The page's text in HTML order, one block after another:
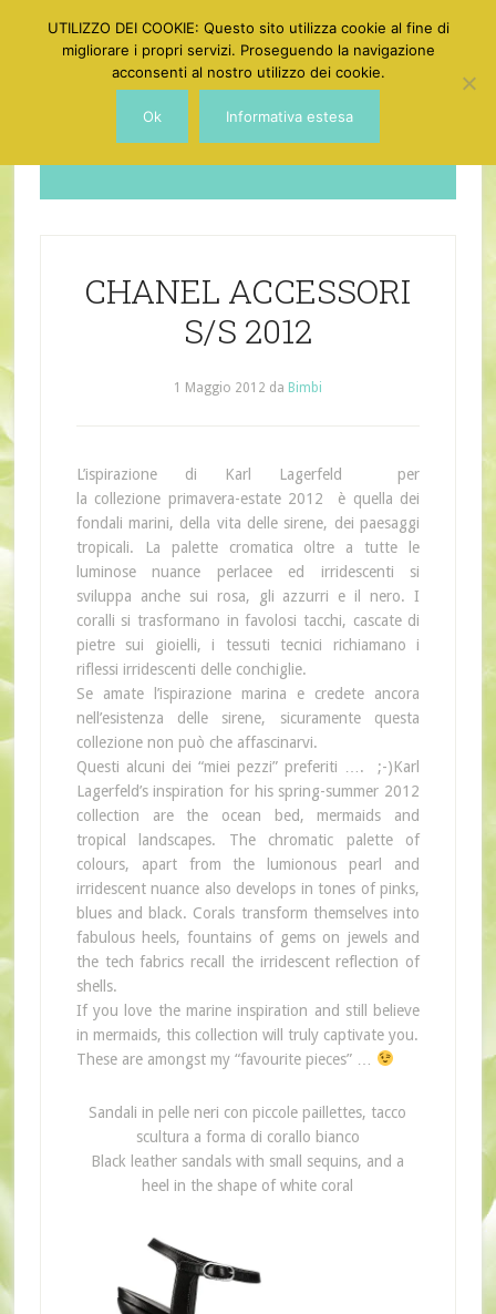
Dotgirl
CHANEL ACCESSORI
S/S 2012
1 Maggio 2012 da Bimbi
L’ispirazione di Karl Lagerfeld per
la collezione primavera-estate 2012 è quella dei
fondali marini, della vita delle sirene, dei paesaggi
tropicali. La palette cromatica oltre a tutte le
luminose nuance perlacee ed irridescenti si
sviluppa anche sui rosa, gli azzurri e il nero. I
coralli si trasformano in favolosi tacchi, cascate di
pietre sui gioielli, i tessuti tecnici richiamano i
riflessi irridescenti delle conchiglie.
Se amate l’ispirazione marina e credete ancora
nell’esistenza delle sirene, sicuramente questa
collezione non può che affascinarvi.
Questi alcuni dei “miei pezzi” preferiti …. ;-)Karl
Lagerfeld’s inspiration for his spring-summer 2012
collection are the ocean bed, mermaids and
tropical landscapes. The chromatic palette of
colours, apart from the lumionous pearl and
irridescent nuance also develops in tones of pinks,
blues and black. Corals transform themselves into
fabulous heels, fountains of gems on jewels and
the tech fabrics recall the irridescent reflection of
shells.
If you love the marine inspiration and still believe
in mermaids, this collection will truly captivate you.
These are amongst my “favourite pieces” …
Sandali in pelle neri con piccole paillettes, tacco
scultura a forma di corallo bianco
Black leather sandals with small sequins, and a
heel in the shape of white coral
UTILIZZO DEI COOKIE: Questo sito utilizza cookie al fine di
migliorare i propri servizi. Proseguendo la navigazione
acconsenti al nostro utilizzo dei cookie.
Ok Informativa estesa